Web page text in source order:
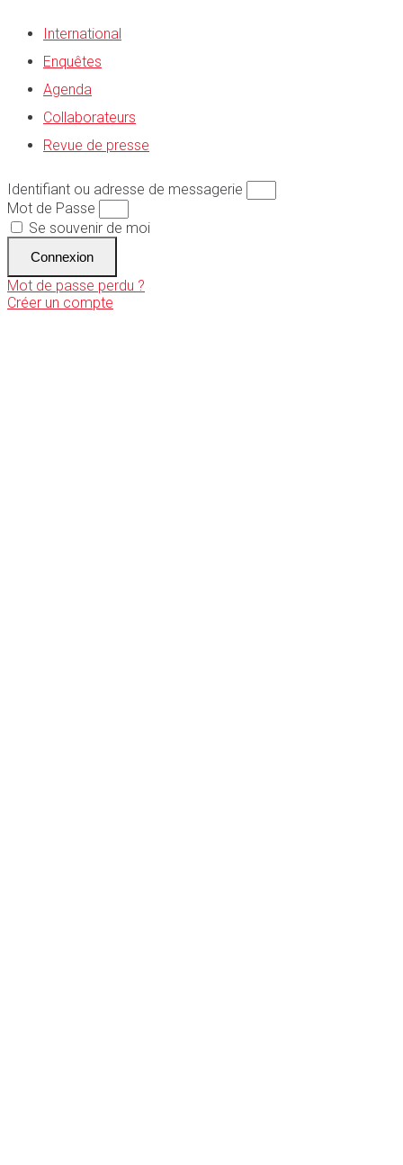
International
Enquêtes
Agenda
Collaborateurs
Revue de presse
Identifiant ou adresse de messagerie
Mot de Passe
Se souvenir de moi
Connexion
Mot de passe perdu ?
Créer un compte